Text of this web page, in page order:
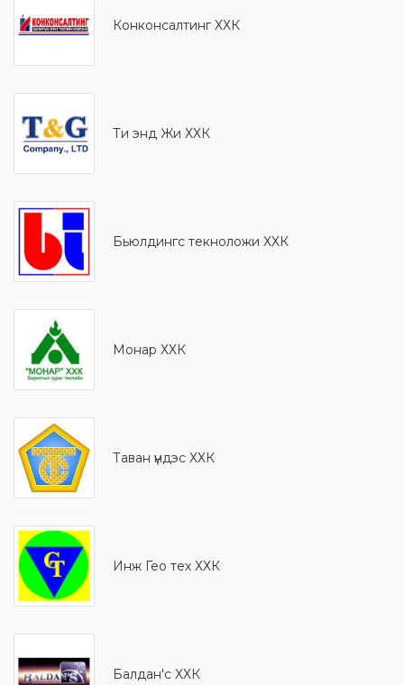
Конконсалтинг ХХК
Ти энд Жи ХХК
Бьюлдингс текноложи ХХК
Монaр ХХК
Таван үндэс ХХК
Инж Гео тех ХХК
Балдан'с ХХК